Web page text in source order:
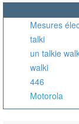
Mesures
talki
un talkie
walki
446
Motorola